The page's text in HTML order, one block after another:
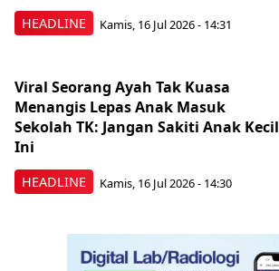
HEADLINE Kamis, 16 Jul 2026 - 14:31
HEADLINE
Viral Seorang Ayah Tak Kuasa
Menangis Lepas Anak Masuk
Sekolah TK: Jangan Sakiti Anak Kecil
Ini
Kamis, 16 Jul 2026 - 14:30